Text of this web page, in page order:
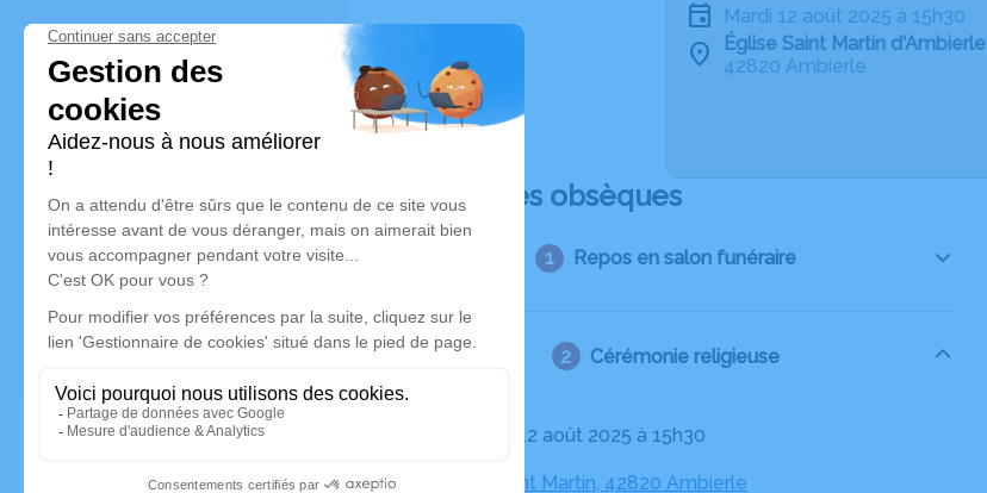
mardi 12 août 2025 à 15h30
Église Saint Martin d'Ambierle
42820 Ambierle
Déroulé des obsèques
Repos en salon funéraire
Cérémonie religieuse
Le mardi 12 août 2025 à 15h30
Église Saint Martin, 42820 Ambierle